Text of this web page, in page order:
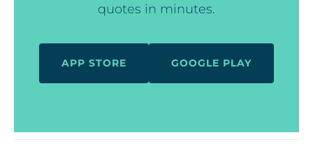
quotes in minutes.
APP STORE GOOGLE PLAY